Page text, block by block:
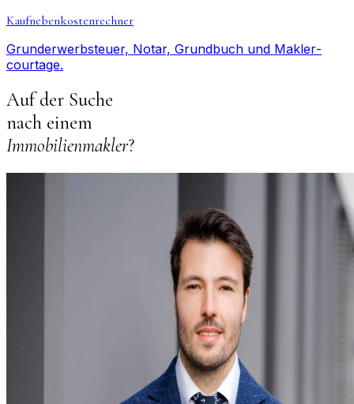
Kaufnebenkostenrechner
Grunderwerbsteuer, Notar, Grundbuch und Makler­
courtage.
Auf der Suche
nach einem
Immobilienmakler?